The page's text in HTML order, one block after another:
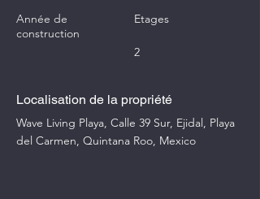
Année de
construction
Etages
2
Localisation de la propriété
Wave Living Playa, Calle 39 Sur, Ejidal, Playa
del Carmen, Quintana Roo, Mexico